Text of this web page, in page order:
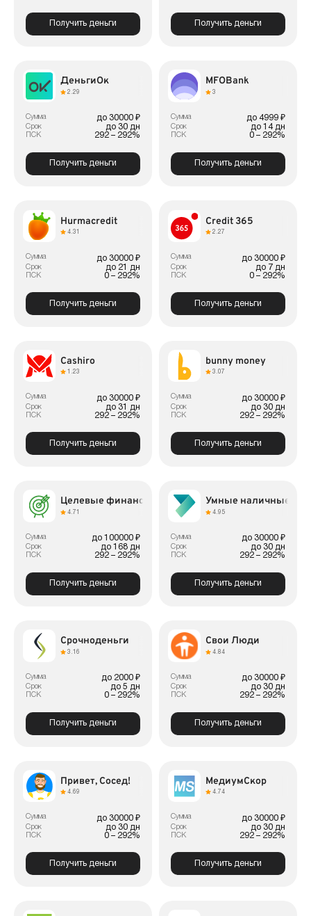
Получить деньги Получить деньги
ДеньгиОк
2.29
Сумма до 30000 ₽
Срок до 30 дн
ПСК 292 – 292%
Получить деньги
MFOBank
3
Сумма до 4999 ₽
Срок до 14 дн
ПСК 0 – 292%
Получить деньги
Hurmacredit
4.31
Сумма до 30000 ₽
Срок до 21 дн
ПСК 0 – 292%
Получить деньги
Credit 365
2.27
Сумма до 30000 ₽
Срок до 7 дн
ПСК 0 – 292%
Получить деньги
Cashiro
1.23
Сумма до 30000 ₽
Срок до 31 дн
ПСК 292 – 292%
Получить деньги
bunny money
3.07
Сумма до 30000 ₽
Срок до 30 дн
ПСК 292 – 292%
Получить деньги
Целевые финансы
4.71
Сумма до 100000 ₽
Срок до 168 дн
ПСК 292 – 292%
Получить деньги
Умные наличные
4.95
Сумма до 30000 ₽
Срок до 30 дн
ПСК 292 – 292%
Получить деньги
Срочноденьги
3.16
Сумма до 2000 ₽
Срок до 5 дн
ПСК 0 – 292%
Получить деньги
Свои Люди
4.84
Сумма до 30000 ₽
Срок до 30 дн
ПСК 292 – 292%
Получить деньги
Привет, Сосед!
4.69
Сумма до 30000 ₽
Срок до 30 дн
ПСК 0 – 292%
Получить деньги
МедиумСкор
4.74
Сумма до 30000 ₽
Срок до 30 дн
ПСК 292 – 292%
Получить деньги